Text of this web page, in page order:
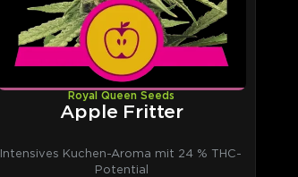
Royal Queen Seeds
Apple Fritter
Intensives Kuchen-Aroma mit 24 % THC-
Potential